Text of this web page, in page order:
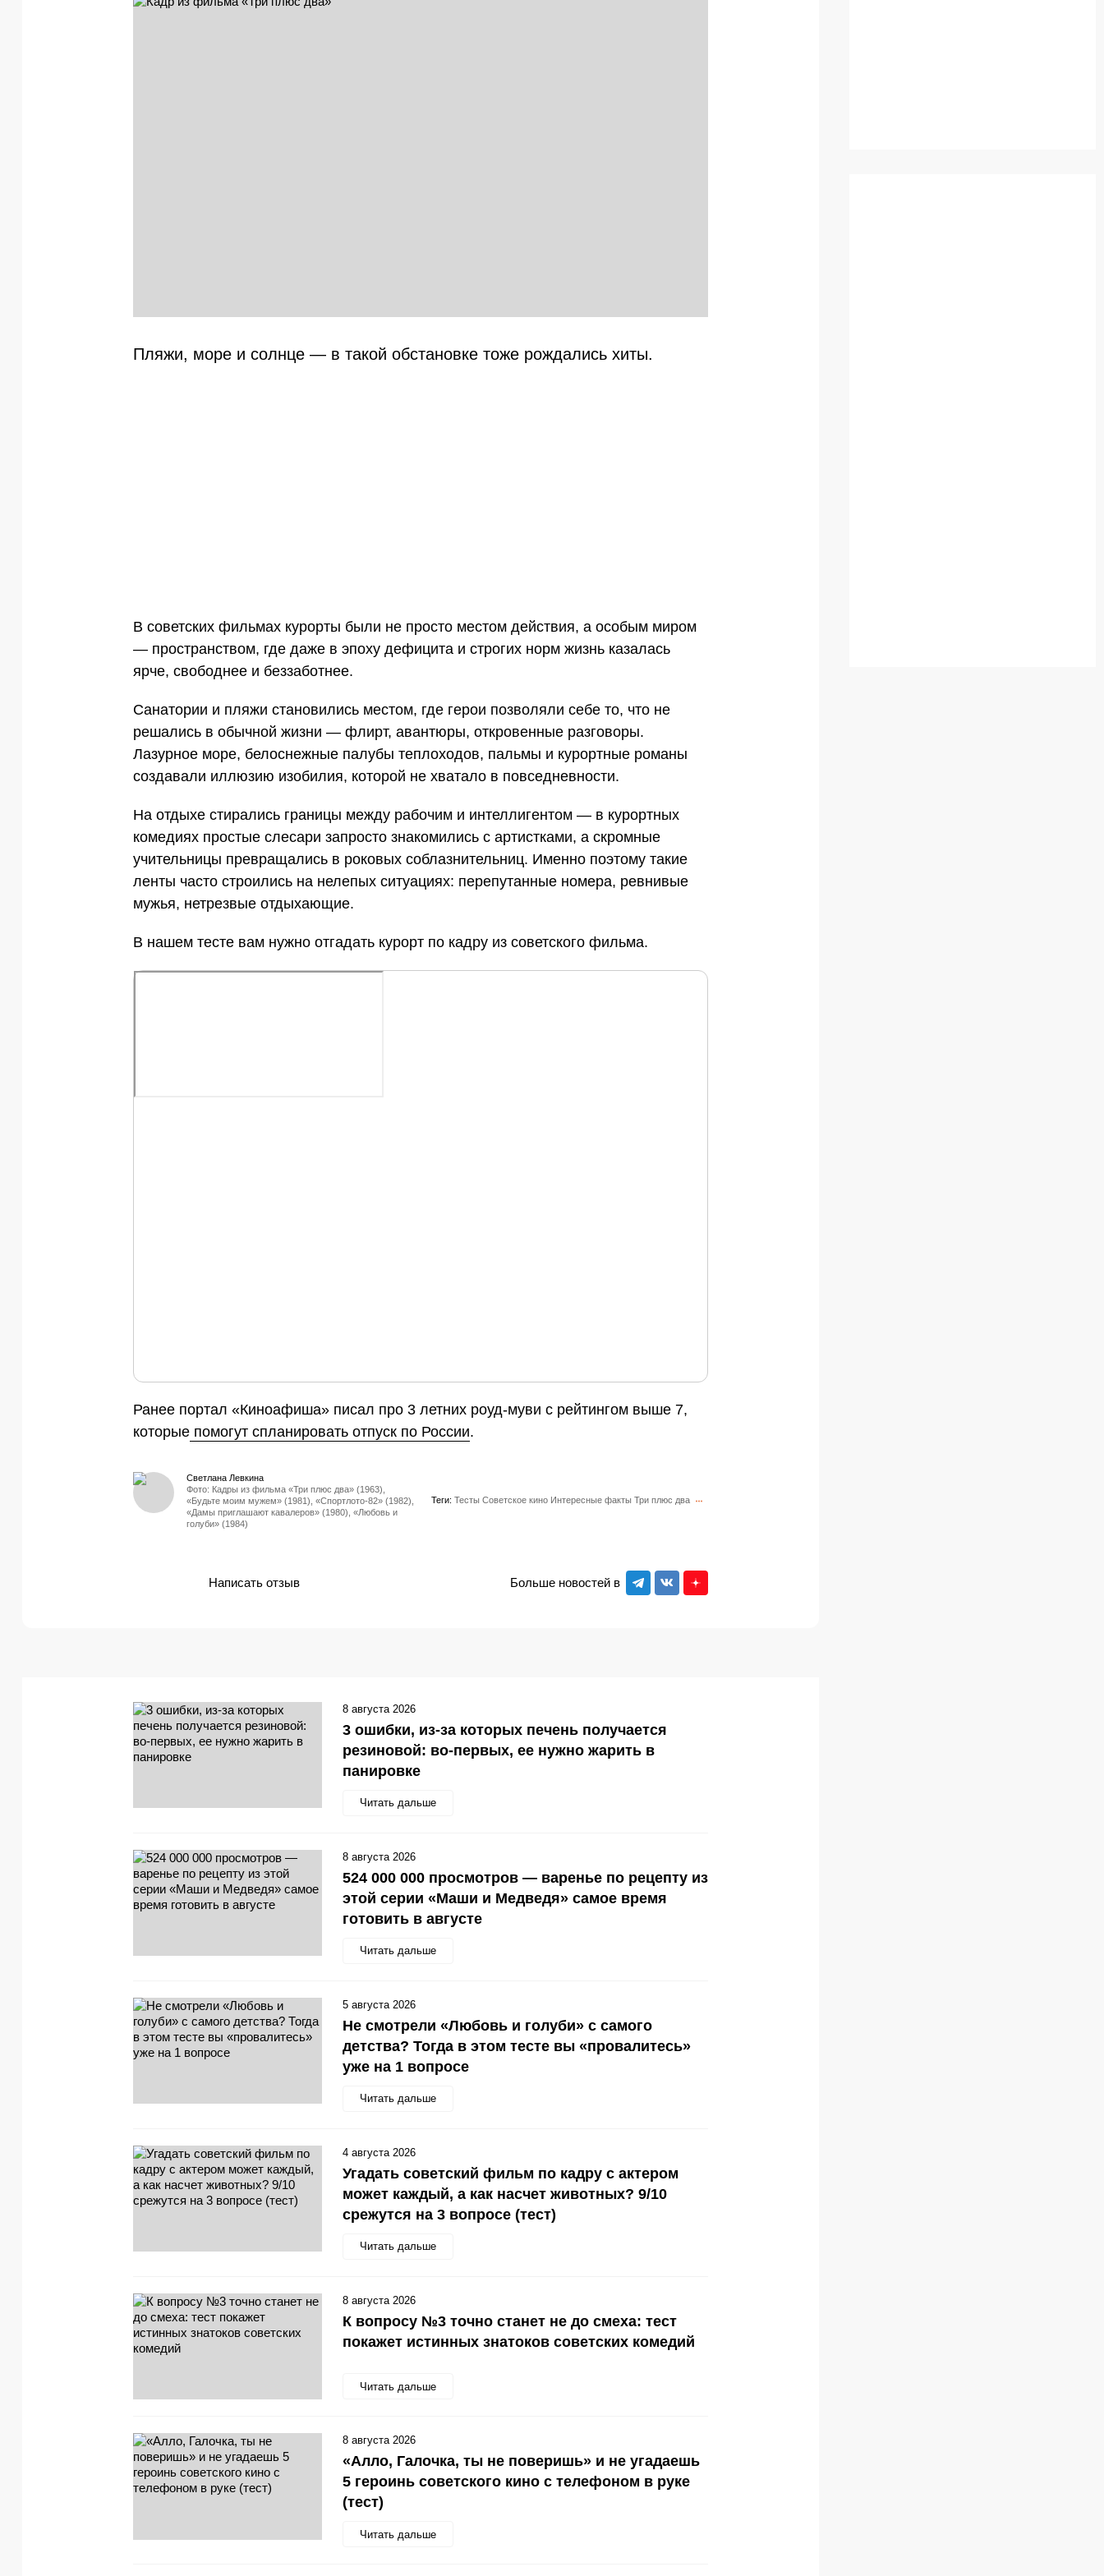
Пляжи, море и солнце — в такой обстановке тоже рождались хиты.
В советских фильмах курорты были не просто местом действия, а особым миром
— пространством, где даже в эпоху дефицита и строгих норм жизнь казалась
ярче, свободнее и беззаботнее.
Санатории и пляжи становились местом, где герои позволяли себе то, что не
решались в обычной жизни — флирт, авантюры, откровенные разговоры.
Лазурное море, белоснежные палубы теплоходов, пальмы и курортные романы
создавали иллюзию изобилия, которой не хватало в повседневности.
На отдыхе стирались границы между рабочим и интеллигентом — в курортных
комедиях простые слесари запросто знакомились с артистками, а скромные
учительницы превращались в роковых соблазнительниц. Именно поэтому такие
ленты часто строились на нелепых ситуациях: перепутанные номера, ревнивые
мужья, нетрезвые отдыхающие.
В нашем тесте вам нужно отгадать курорт по кадру из советского фильма.
Ранее портал «Киноафиша» писал про 3 летних роуд-муви с рейтингом выше 7,
которые помогут спланировать отпуск по России.
Фото: Кадры из фильма «Три плюс два» (1963),
«Будьте моим мужем» (1981), «Спортлото-82» (1982),
«Дамы приглашают кавалеров» (1980), «Любовь и
голуби» (1984)
Светлана Левкина
Теги: Тесты Советское кино Интересные факты Три плюс два
Больше новостей в
Написать отзыв
3 ошибки, из-за которых печень получается
резиновой: во-первых, ее нужно жарить в
панировке
Читать дальше
8 августа 2026
524 000 000 просмотров — варенье по рецепту из
этой серии «Маши и Медведя» самое время
готовить в августе
Читать дальше
8 августа 2026
Не смотрели «Любовь и голуби» с самого
детства? Тогда в этом тесте вы «провалитесь»
уже на 1 вопросе
Читать дальше
5 августа 2026
Угадать советский фильм по кадру с актером
может каждый, а как насчет животных? 9/10
срежутся на 3 вопросе (тест)
Читать дальше
4 августа 2026
К вопросу №3 точно станет не до смеха: тест
покажет истинных знатоков советских комедий
Читать дальше
8 августа 2026
«Алло, Галочка, ты не поверишь» и не угадаешь
5 героинь советского кино с телефоном в руке
(тест)
Читать дальше
8 августа 2026